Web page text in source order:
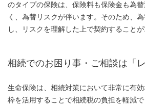
のタイプの保険は、保険料も保険金も為
く、為替リスクが伴います。そのため、
し、リスクを理解した上で契約することが
相続でのお困り事・ご相談は「
生命保険は、相続対策において非常に有
枠を活用することで相続税の負担を軽減